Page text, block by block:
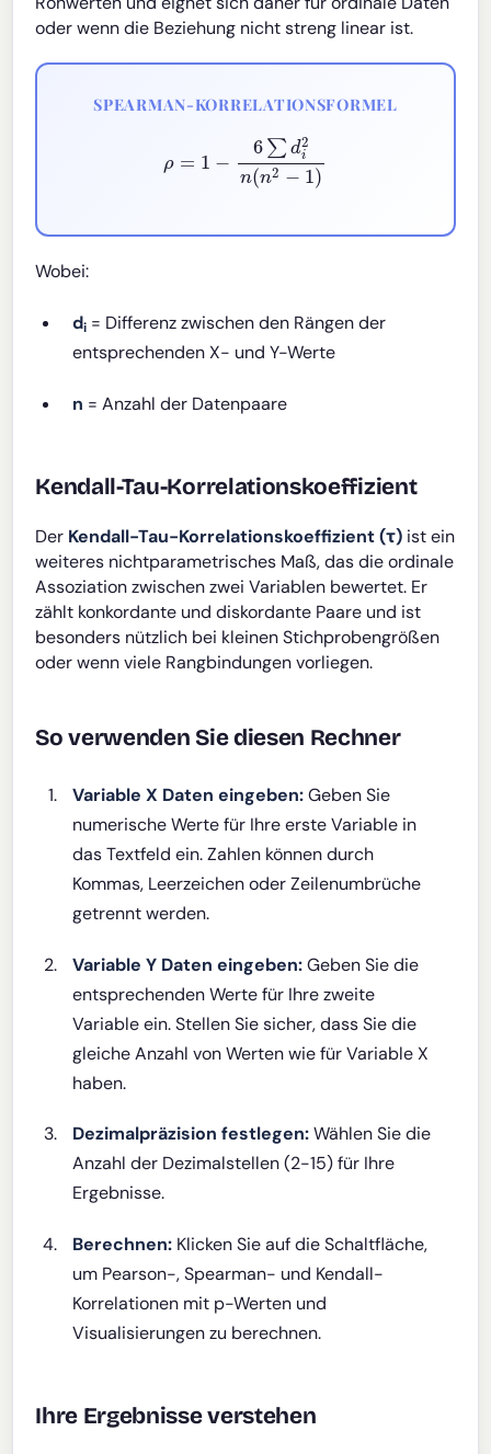
oder wenn die Beziehung nicht streng linear ist.
SPEARMAN-KORRELATIONSFORMEL
2n(n 2−
Wobei:
di = Differenz zwischen den Rängen der
entsprechenden X- und Y-Werte
n = Anzahl der Datenpaare
Kendall-Tau-Korrelationskoeffizient
Der Kendall-Tau-Korrelationskoeffizient (τ) ist ein
weiteres nichtparametrisches Maß, das die ordinale
Assoziation zwischen zwei Variablen bewertet. Er
zählt konkordante und diskordante Paare und ist
besonders nützlich bei kleinen Stichprobengrößen
oder wenn viele Rangbindungen vorliegen.
So verwenden Sie diesen Rechner
Variable X Daten eingeben:Geben Sie
numerische Werte für Ihre erste Variable in
das Textfeld ein. Zahlen können durch
Kommas, Leerzeichen oder Zeilenumbrüche
getrennt werden.
Variable Y Daten eingeben:Geben Sie die
entsprechenden Werte für Ihre zweite
Variable ein. Stellen Sie sicher, dass Sie die
gleiche Anzahl von Werten wie für Variable X
haben.
Dezimalpräzision festlegen:Wählen Sie die
Anzahl der Dezimalstellen (2-15) für Ihre
Ergebnisse.
Berechnen: Klicken Sie auf die Schaltfläche,
um Pearson-, Spearman- und Kendall-
Korrelationen mit p-Werten und
Visualisierungen zu berechnen.
Ihre Ergebnisse verstehen